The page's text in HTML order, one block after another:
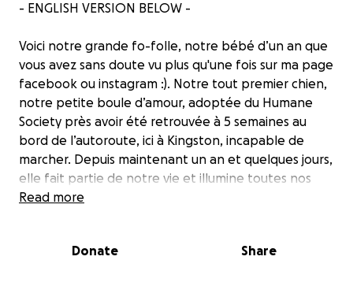
- ENGLISH VERSION BELOW -
Voici notre grande fo-folle, notre bébé d’un an que
vous avez sans doute vu plus qu'une fois sur ma page
facebook ou instagram :). Notre tout premier chien,
notre petite boule d’amour, adoptée du Humane
Society près avoir été retrouvée à 5 semaines au
bord de l’autoroute, ici à Kingston, incapable de
marcher. Depuis maintenant un an et quelques jours,
elle fait partie de notre vie et illumine toutes nos
journées par ses demandes constantes d’amour, ses
grandes oreilles qui nous font fondre jour après jour.
Read more
Donate Share